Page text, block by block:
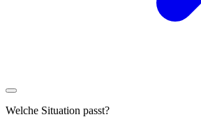
Welche Situation passt?